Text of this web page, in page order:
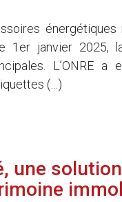
1er janvier 2025,
L’ONRE
(…)
une